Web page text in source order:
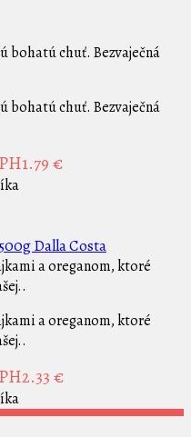
bohatú chuť. Bezvaječná
bohatú chuť. Bezvaječná
€
Dalla Costa
a oreganom, ktoré
a oreganom, ktoré
€